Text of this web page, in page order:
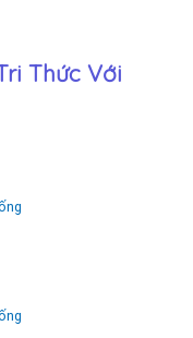
Thức Với